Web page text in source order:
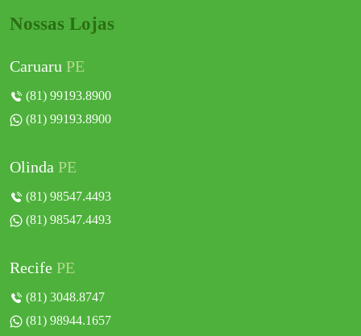
Nossas Lojas
Caruaru PE
(81) 99193.8900
(81) 99193.8900
Olinda PE
(81) 98547.4493
(81) 98547.4493
Recife PE
(81) 3048.8747
(81) 98944.1657